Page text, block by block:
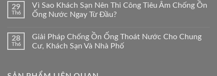
29
Th6
Vì Sao Khách Sạn Nên Thi Công Tiêu Âm Chống Ồn
Ống Nước Ngay Từ Đầu?
28
Th6
Giải Pháp Chống Ồn Ống Thoát Nước Cho Chung
Cư, Khách Sạn Và Nhà Phố